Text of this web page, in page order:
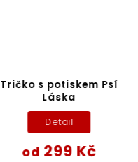
Tričko s potiskem Psí
Láska
od299 Kč
Detail